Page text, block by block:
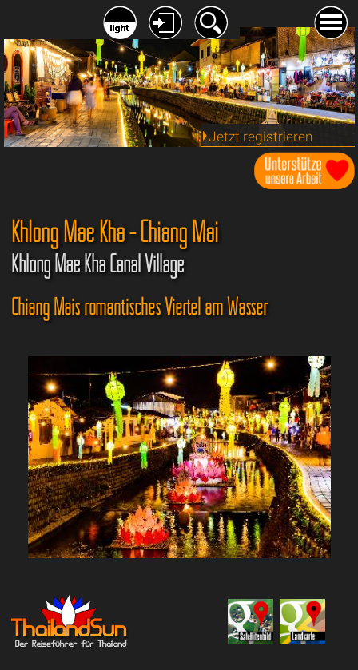
Jetzt registrieren
Khlong Mae Kha - Chiang Mai
Khlong Mae Kha Canal Village
Chiang Mais romantisches Viertel am Wasser